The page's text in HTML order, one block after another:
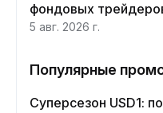
фондовых
5 авг. 2026 г.
Популярные
Суперсезон USD1: